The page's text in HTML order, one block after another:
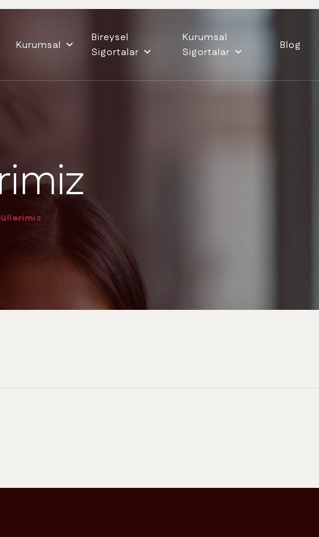
Kurumsal
Bireysel
Sigortalar
Kurumsal
Sigortalar
Blog